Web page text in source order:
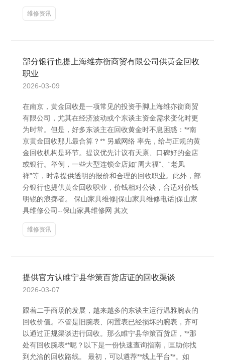
维修资讯
部分银行也提上海维亦衡商贸有限公司供黄金回收
职业
2026-03-09
在南京，黄金回收是一项常见的投资手脚上海维亦衡商贸
有限公司，尤其在经济波动或个东谈主资金需求变化时更
为时常。但是，好多东谈主在回收黄金时不息困惑：**南
京黄金回收那儿最合算？** 另威网络 率先，给与正规的黄
金回收机构是环节。提议优先计议有天禀、口碑好的金店
或银行。举例，一些大型连锁金店如“周大福”、“老凤
祥”等，时常提供透明的报价和合理的回收职业。此外，部
分银行也提供黄金回收职业，价钱相对公谈，合适对价钱
明锐的浪掷者。 保山家具维修|保山家具维修电话|保山家
具维修公司--保山家具维修网 其次
维修资讯
提供官方认睢宁县华策百货店证的回收渠谈
2026-03-07
跟着二手商场的发展，越来越多的东谈主运行温雅腕表的
回收价值。不管是旧腕表、闲置表已经损坏的腕表，齐可
以通过正规渠谈进行回收。那么睢宁县华策百货店，**那
处有回收腕表**呢？以下是一份快速查询指南，匡助你找
到允洽的回收路线。 最初，可以遴荐**线上平台**。如